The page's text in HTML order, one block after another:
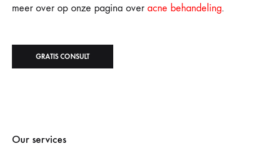
meer over op onze pagina overacne behandeling.
GRATIS CONSULT
Our services